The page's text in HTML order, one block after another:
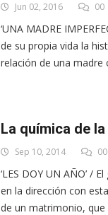
Jun 02, 2016 00
‘UNA MADRE
de su propia vida la
relación de una madre
La química de
Sep 10, 2014 00
‘LES DOY UN AÑO’ /
en la dirección con
de un matrimonio,